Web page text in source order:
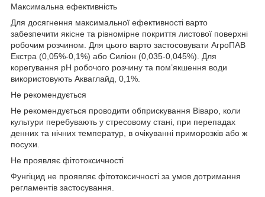
Максимальна ефективність
Для досягнення максимальної ефективності варто
забезпечити якісне та рівномірне покриття листової поверхні
робочим розчином. Для цього варто застосовувати АгроПАВ
Екстра (0,05%-0,1%) або Силіон (0,035-0,045%). Для
корегування рН робочого розчину та пом’якшення води
використовують Акваглайд, 0,1%.
Не рекомендується
Не рекомендується проводити обприскування Віваро, коли
культури перебувають у стресовому стані, при перепадах
денних та нічних температур, в очікуванні приморозків або ж
посухи.
Не проявляє фітотоксичності
Фунгіцид не проявляє фітотоксичності за умов дотримання
регламентів застосування.